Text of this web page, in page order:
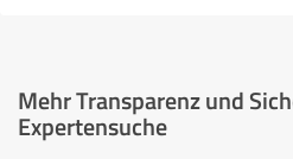
Mehr Transparenz und
Expertensuche